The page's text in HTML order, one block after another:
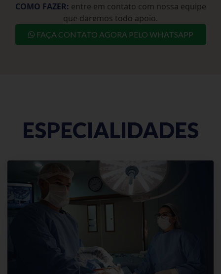
COMO FAZER: entre em contato com nossa equipe
que daremos todo apoio.
FAÇA CONTATO AGORA PELO WHATSAPP
ESPECIALIDADES